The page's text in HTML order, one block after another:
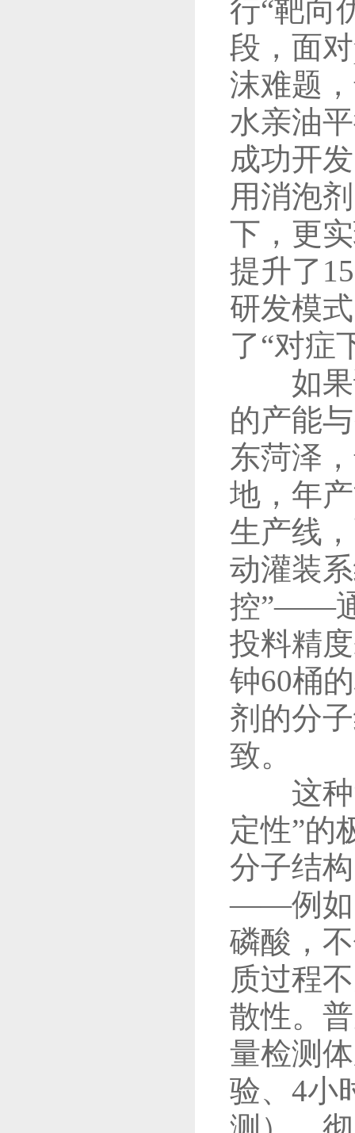
行“靶向
段，面
沫难题
水亲油
成功开
用消泡
下，更
提升了
研发模
了“对症
如果说
的产能
东菏泽
地，年
生产线
动灌装
控”——
投料精
钟60桶
剂的分
致。
这种“
定性”的
分子结
——例如
磷酸，
质过程
散性。
量检测
验、4小